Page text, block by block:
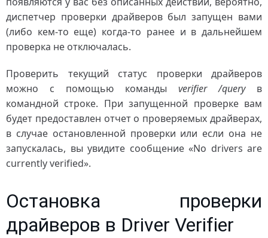
диспетчер проверки драйверов был запущен вами
(либо кем-то еще) когда-то ранее и в дальнейшем
проверка не отключалась.
Проверить текущий статус проверки драйверов
можно с помощью команды verifier /queryв
командной строке. При запущенной проверке вам
будет предоставлен отчет о проверяемых драйверах,
в случае остановленной проверки или если она не
запускалась, вы увидите сообщение «No drivers are
currently verified».
Остановка проверки
драйверов в Driver Verifier